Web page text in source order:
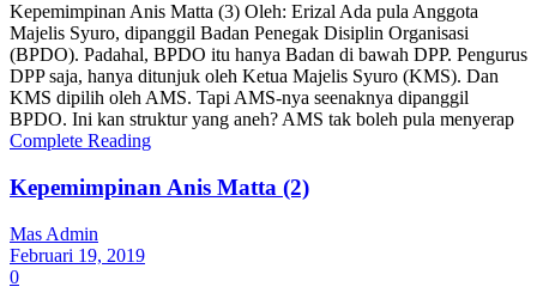
Kepemimpinan Anis Matta (3) Oleh: Erizal Ada pula Anggota
Majelis Syuro, dipanggil Badan Penegak Disiplin Organisasi
(BPDO). Padahal, BPDO itu hanya Badan di bawah DPP. Pengurus
DPP saja, hanya ditunjuk oleh Ketua Majelis Syuro (KMS). Dan
KMS dipilih oleh AMS. Tapi AMS-nya seenaknya dipanggil
BPDO. Ini kan struktur yang aneh? AMS tak boleh pula menyerap
Complete Reading
Kepemimpinan Anis Matta (2)
Mas Admin
Februari 19, 2019
0